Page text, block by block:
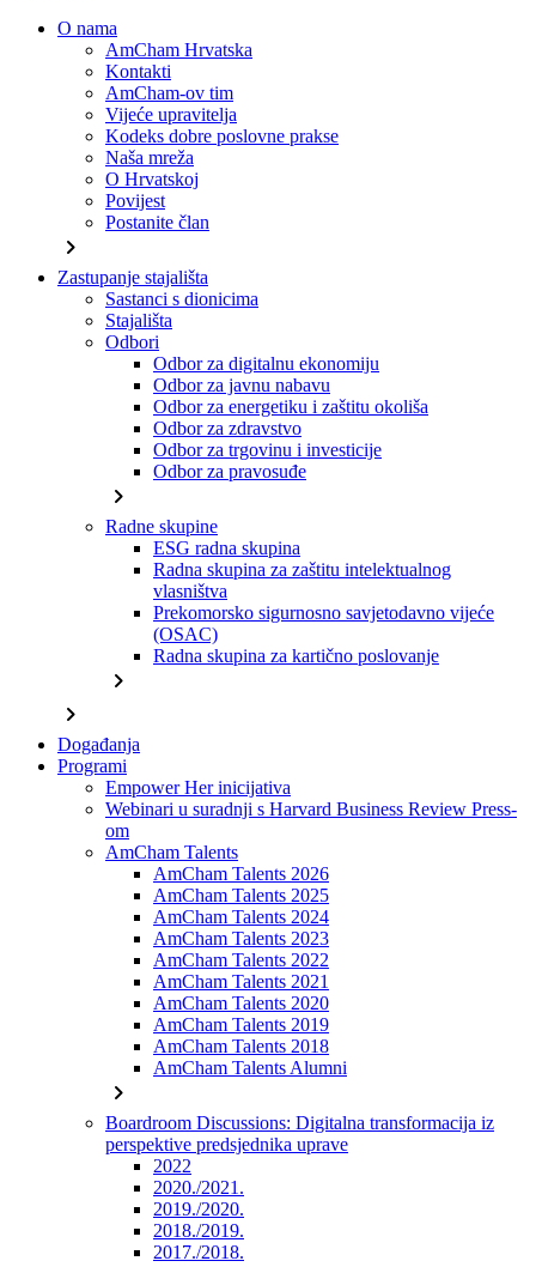
O nama
AmCham Hrvatska
Kontakti
AmCham-ov tim
Vijeće upravitelja
Kodeks dobre poslovne prakse
Naša mreža
O Hrvatskoj
Povijest
Postanite član
chevron_right
Zastupanje stajališta
Sastanci s dionicima
Stajališta
Odbori
Odbor za digitalnu ekonomiju
Odbor za javnu nabavu
Odbor za energetiku i zaštitu okoliša
Odbor za zdravstvo
Odbor za trgovinu i investicije
Odbor za pravosuđe
chevron_right
Radne skupine
ESG radna skupina
Radna skupina za zaštitu intelektualnog
vlasništva
Prekomorsko sigurnosno savjetodavno vijeće
(OSAC)
Radna skupina za kartično poslovanje
chevron_right
chevron_right
Događanja
Programi
Empower Her inicijativa
Webinari u suradnji s Harvard Business Review Press-
om
AmCham Talents
AmCham Talents 2026
AmCham Talents 2025
AmCham Talents 2024
AmCham Talents 2023
AmCham Talents 2022
AmCham Talents 2021
AmCham Talents 2020
AmCham Talents 2019
AmCham Talents 2018
AmCham Talents Alumni
chevron_right
Boardroom Discussions: Digitalna transformacija iz
perspektive predsjednika uprave
2022
2020./2021.
2019./2020.
2018./2019.
2017./2018.